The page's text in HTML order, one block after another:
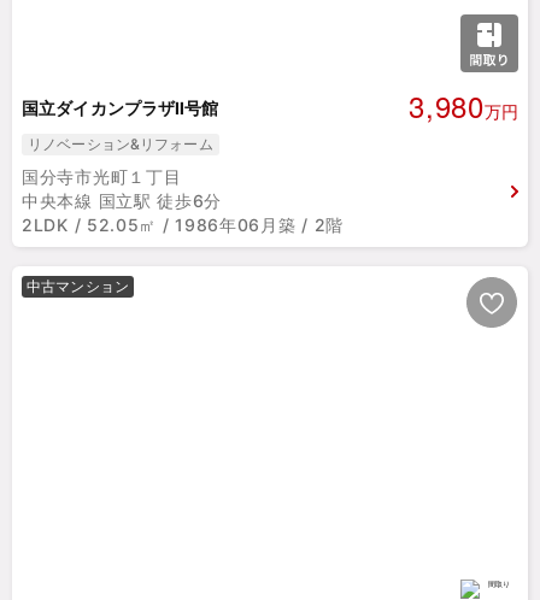
国立ダイカンプラザⅡ号館 3,980万円
リノベーション&リフォーム
国分寺市光町１丁目
中央本線 国立駅 徒歩6分
2LDK / 52.05㎡ / 1986年06月築 / 2階
中古マンション